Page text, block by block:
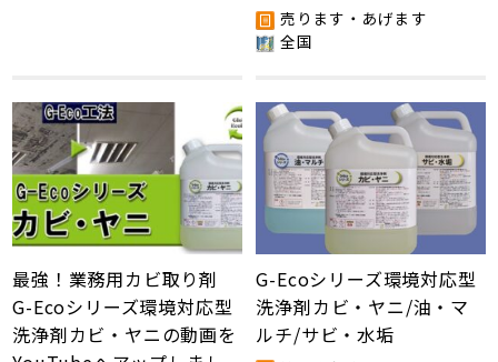
売ります・あげます
全国
最強！業務用カビ取り剤
G-Ecoシリーズ環境対応型
洗浄剤カビ・ヤニの動画を
G-Ecoシリーズ環境対応型
洗浄剤カビ・ヤニ/油・マ
ルチ/サビ・水垢